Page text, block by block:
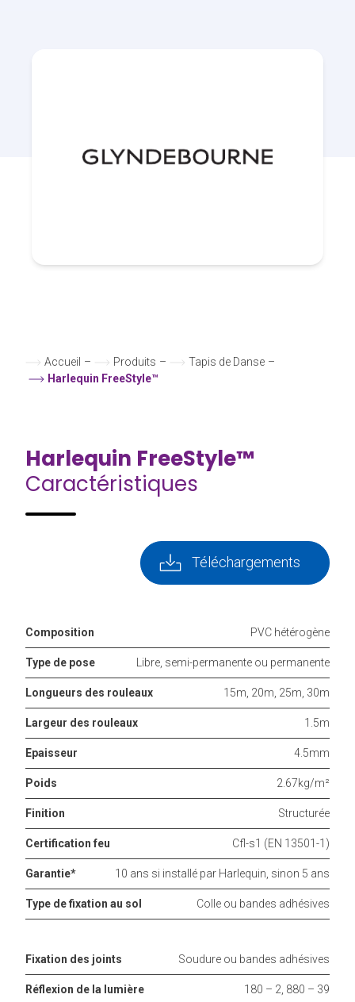
Accueil – Produits – Tapis de Danse –
Harlequin FreeStyle™
Harlequin FreeStyle™
Caractéristiques
Téléchargements
Composition PVC hétérogène
Type de pose Libre, semi-permanente ou permanente
Longueurs des rouleaux 15m, 20m, 25m, 30m
Largeur des rouleaux 1.5m
Epaisseur 4.5mm
Poids 2.67kg/m²
Finition Structurée
Certification feu Cfl-s1 (EN 13501-1)
Garantie* 10 ans si installé par Harlequin, sinon 5 ans
Type de fixation au sol Colle ou bandes adhésives
Fixation des joints Soudure ou bandes adhésives
Réflexion de la lumière 180 – 2, 880 – 39